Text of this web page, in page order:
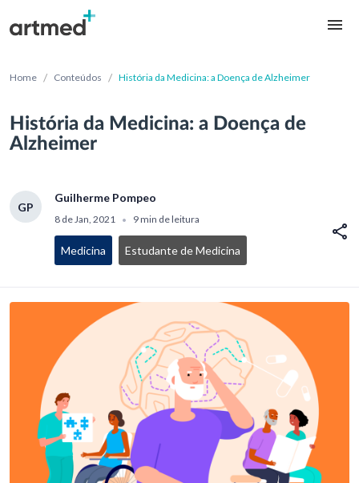
Home / Conteúdos / História da Medicina: a Doença de Alzheimer
História da Medicina: a Doença de
Alzheimer
GP
Guilherme Pompeo
8 de Jan, 2021 • 9 min de leitura
Medicina Estudante de Medicina